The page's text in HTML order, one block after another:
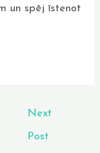
un spēj īstenot
Next
Post